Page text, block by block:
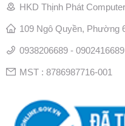
HKD Thịnh Phát Computer
109 Ngô Quyền, Phường
0938206689 - 0902416689
MST : 8786987716-001